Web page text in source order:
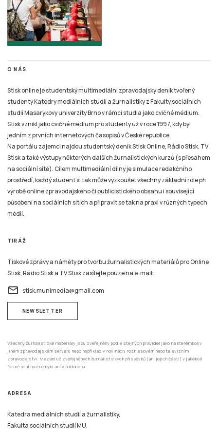
O NÁS
Stisk online je studentský multimediální zpravodajský deník tvořený
studenty Katedry mediálních studií a žurnalistiky z Fakulty sociálních
studií Masarykovy univerzity Brno v rámci studia jako cvičné médium.
Stisk vznikl jako cvičné médium pro studenty už v roce 1997, kdy byl
jedním z prvních internetových časopisů v České republice.
Na portálu zájemci najdou studentský deník Stisk Online, Rádio Stisk, TV
Stisk a také výstupy některých dalších žurnalistických kurzů (s přesahem
na sociální sítě). Cílem multimediální dílny je simulace redakčního
prostředí, každý student si tak může vyzkoušet všechny základní role při
výrobě online zpravodajského či publicistického obsahu i související
působení na sociálních sítích a připravit se tak na praxi v různých typech
médií.
TIRÁŽ
Tiskové zprávy a náměty pro tvorbu žurnalistických materiálů pro Online
Stisk, Rádio Stisk a TV Stisk zasílejte pouze na e-mail:
email stisk.munimedia@gmail.com
NEWSLETTER
Všechny žurnalistické materiály jsou zveřejněny podle stejných pravidel jako na kterémkoliv
jiném zpravodajském serveru nebo například v novinách, rozhlasovém nebo televizním
zpravodajství. Mazání už zveřejněných žurnalistických příspěvků (ani jejich částí) v jakékoli
formě není možné nyní ani v budoucnu.
ADRESA
Katedra mediálních studií a žurnalistiky,
Fakulta sociálních studií MU,